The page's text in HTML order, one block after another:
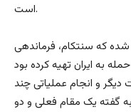
است.
که سنتکام، فرماندهی
به ایران تهیه کرده بود
و انجام عملیاتی چند
گفته یک مقام فعلی و دو